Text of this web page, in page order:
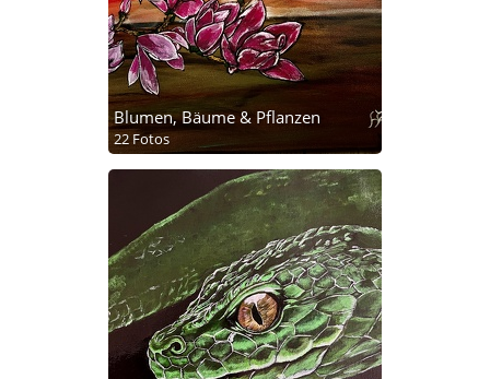
Blumen, Bäume & Pflanzen
22 Fotos